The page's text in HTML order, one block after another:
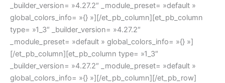
_builder_version= »4.27.2″ _module_preset= »default »
global_colors_info= »{} »][/et_pb_column][et_pb_column
type= »1_3″ _builder_version= »4.27.2″
_module_preset= »default » global_colors_info= »{} »]
[/et_pb_column][et_pb_column type= »1_3″
_builder_version= »4.27.2″ _module_preset= »default »
global_colors_info= »{} »][/et_pb_column][/et_pb_row]